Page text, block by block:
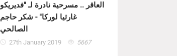
العاقر .. مسرحية نادرة لـ "فديريكو
غارثيا لوركا" - شكر حاجم
الصالحي
27th January 2019 5667